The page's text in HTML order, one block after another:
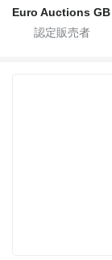
Euro Auctions GB